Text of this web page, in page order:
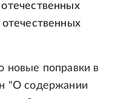
новые поправки в
"О содержании